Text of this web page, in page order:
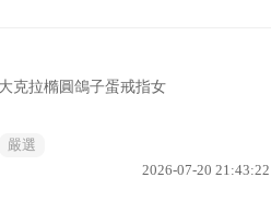
克拉橢圓鴿子蛋戒指女
嚴選
2026-07-20 21:43:22